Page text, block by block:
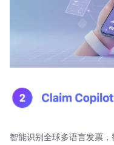
智能识别全球多语言发票